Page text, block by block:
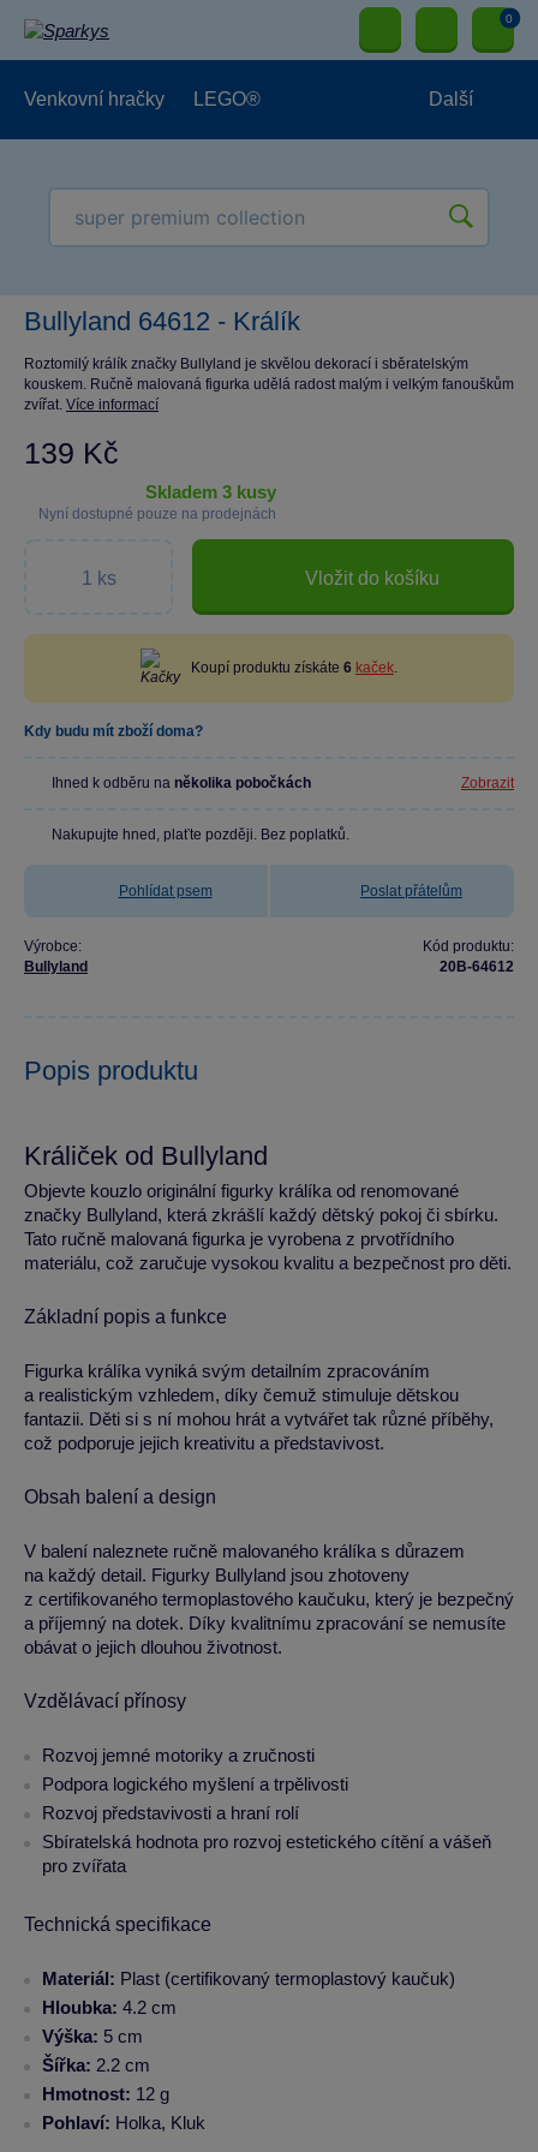
0
Venkovní hračky LEGO® Další
Bullyland 64612 - Králík
Roztomilý králík značky Bullyland je skvělou dekorací i sběratelským
kouskem. Ručně malovaná figurka udělá radost malým i velkým fanouškům
zvířat. Více informací
139 Kč
skladem 3 kusy
Nyní dostupné pouze na prodejnách
Vložit do košíku
Koupí produktu získáte 6 kaček.
Kdy budu mít zboží doma?
Ihned k odběru na několika pobočkách Zobrazit
Nakupujte hned, plaťte později. Bez poplatků.
Pohlídat psem Poslat přátelům
Výrobce:
Bullyland
Kód produktu:
20B-64612
Popis produktu
Králiček od Bullyland
Objevte kouzlo originální figurky králíka od renomované
značky Bullyland, která zkrášlí každý dětský pokoj či sbírku.
Tato ručně malovaná figurka je vyrobena z prvotřídního
materiálu, což zaručuje vysokou kvalitu a bezpečnost pro děti.
Základní popis a funkce
Figurka králíka vyniká svým detailním zpracováním
a realistickým vzhledem, díky čemuž stimuluje dětskou
fantazii. Děti si s ní mohou hrát a vytvářet tak různé příběhy,
což podporuje jejich kreativitu a představivost.
Obsah balení a design
V balení naleznete ručně malovaného králíka s důrazem
na každý detail. Figurky Bullyland jsou zhotoveny
z certifikovaného termoplastového kaučuku, který je bezpečný
a příjemný na dotek. Díky kvalitnímu zpracování se nemusíte
obávat o jejich dlouhou životnost.
Vzdělávací přínosy
Rozvoj jemné motoriky a zručnosti
Podpora logického myšlení a trpělivosti
Rozvoj představivosti a hraní rolí
Sbíratelská hodnota pro rozvoj estetického cítění a vášeň
pro zvířata
Technická specifikace
Materiál: Plast (certifikovaný termoplastový kaučuk)
Hloubka: 4.2 cm
Výška: 5 cm
Šířka: 2.2 cm
Hmotnost: 12 g
Pohlaví: Holka, Kluk